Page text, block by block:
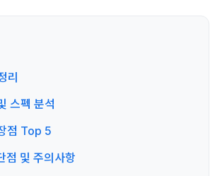
리
스펙 분석
점 Top 5
점 및 주의사항